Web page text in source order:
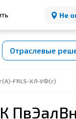
Не
Отраслевые
FRLS-ХЛ-УФ(г)